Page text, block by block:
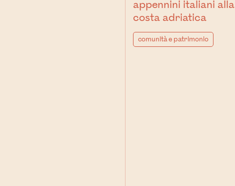
appennini italiani alla
costa adriatica
comunità e patrimonio